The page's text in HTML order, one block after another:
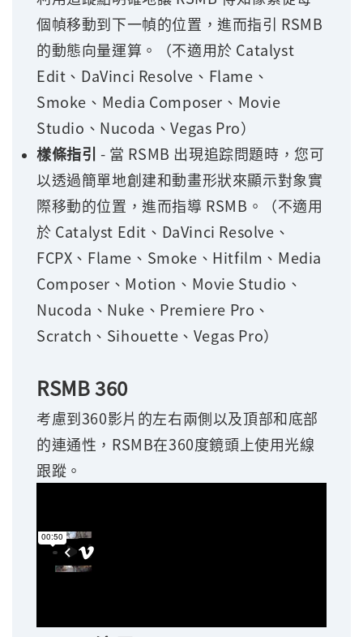
個幀移動到下一幀的位置，進而指引 RSMB
的動態向量運算。（不適用於 Catalyst
Edit、DaVinci Resolve、Flame、
Smoke、Media Composer、Movie
Studio、Nucoda、Vegas Pro）
樣條指引 - 當 RSMB 出現追踪問題時，您可
以透過簡單地創建和動畫形狀來顯示對象實
際移動的位置，進而指導 RSMB。（不適用
於 Catalyst Edit、DaVinci Resolve、
FCPX、Flame、Smoke、Hitfilm、Media
Composer、Motion、Movie Studio、
Nucoda、Nuke、Premiere Pro、
Scratch、Sihouette、Vegas Pro）
RSMB 360
考慮到360影片的左右兩側以及頂部和底部
的連通性， RSMB在360度鏡頭上使用光線
跟蹤。